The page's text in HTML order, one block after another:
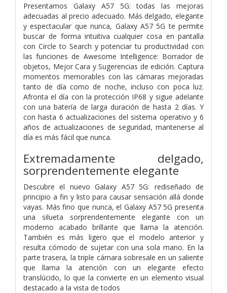
Presentamos Galaxy A57 5G: todas las mejoras
adecuadas al precio adecuado. Más delgado, elegante
y espectacular que nunca, Galaxy A57 5G te permite
buscar de forma intuitiva cualquier cosa en pantalla
con Circle to Search y potenciar tu productividad con
las funciones de Awesome Intelligence: Borrador de
objetos, Mejor Cara y Sugerencias de edición. Captura
momentos memorables con las cámaras mejoradas
tanto de día como de noche, incluso con poca luz.
Afronta el día con la protección IP68 y sigue adelante
con una batería de larga duración de hasta 2 días. Y
con hasta 6 actualizaciones del sistema operativo y 6
años de actualizaciones de seguridad, mantenerse al
día es más fácil que nunca.
Extremadamente delgado,
sorprendentemente elegante
Descubre el nuevo Galaxy A57 5G: rediseñado de
principio a fin y listo para causar sensación allá donde
vayas. Más fino que nunca, el Galaxy A57 5G presenta
una silueta sorprendentemente elegante con un
moderno acabado brillante que llama la atención.
También es más ligero que el modelo anterior y
resulta cómodo de sujetar con una sola mano. En la
parte trasera, la triple cámara sobresale en un saliente
que llama la atención con un elegante efecto
translúcido, lo que la convierte en un elemento visual
destacado a la vista de todos